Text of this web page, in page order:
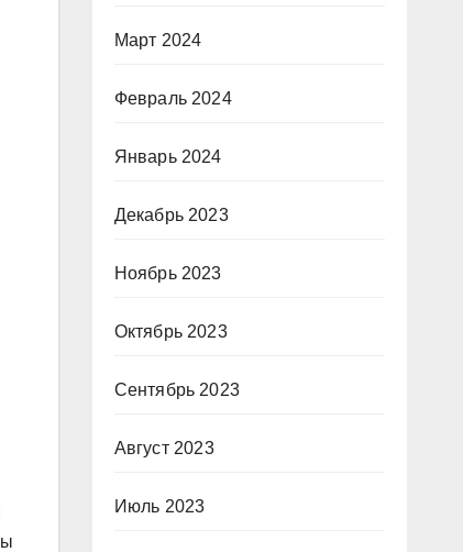
Март 2024
Февраль 2024
Январь 2024
Декабрь 2023
Ноябрь 2023
Октябрь 2023
Сентябрь 2023
Август 2023
Июль 2023